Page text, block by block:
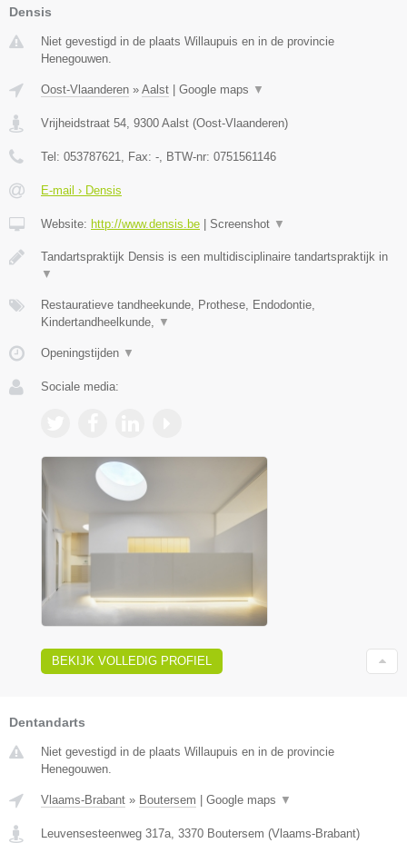
Densis
Niet gevestigd in de plaats Willaupuis en in de provincie
Henegouwen.
Oost-Vlaanderen » Aalst Google maps ▼
Vrijheidstraat 54, 9300 Aalst (Oost-Vlaanderen)
Tel: 053787621, Fax: -, BTW-nr: 0751561146
E-mail › Densis
Website: http://www.densis.be Screenshot ▼
Tandartspraktijk Densis is een multidisciplinaire tandartspraktijk in
▼
Restauratieve tandheekunde, Prothese, Endodontie,
Kindertandheelkunde, ▼
Openingstijden ▼
Sociale media:
BEKIJK VOLLEDIG PROFIEL
Dentandarts
Niet gevestigd in de plaats Willaupuis en in de provincie
Henegouwen.
Vlaams-Brabant » Boutersem Google maps ▼
Leuvensesteenweg 317a 3370 Boutersem (Vlaams-Brabant)